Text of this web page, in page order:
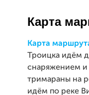
Карта
Карта
Троицка идём
снаряжением и
тримараны на
идём по реке